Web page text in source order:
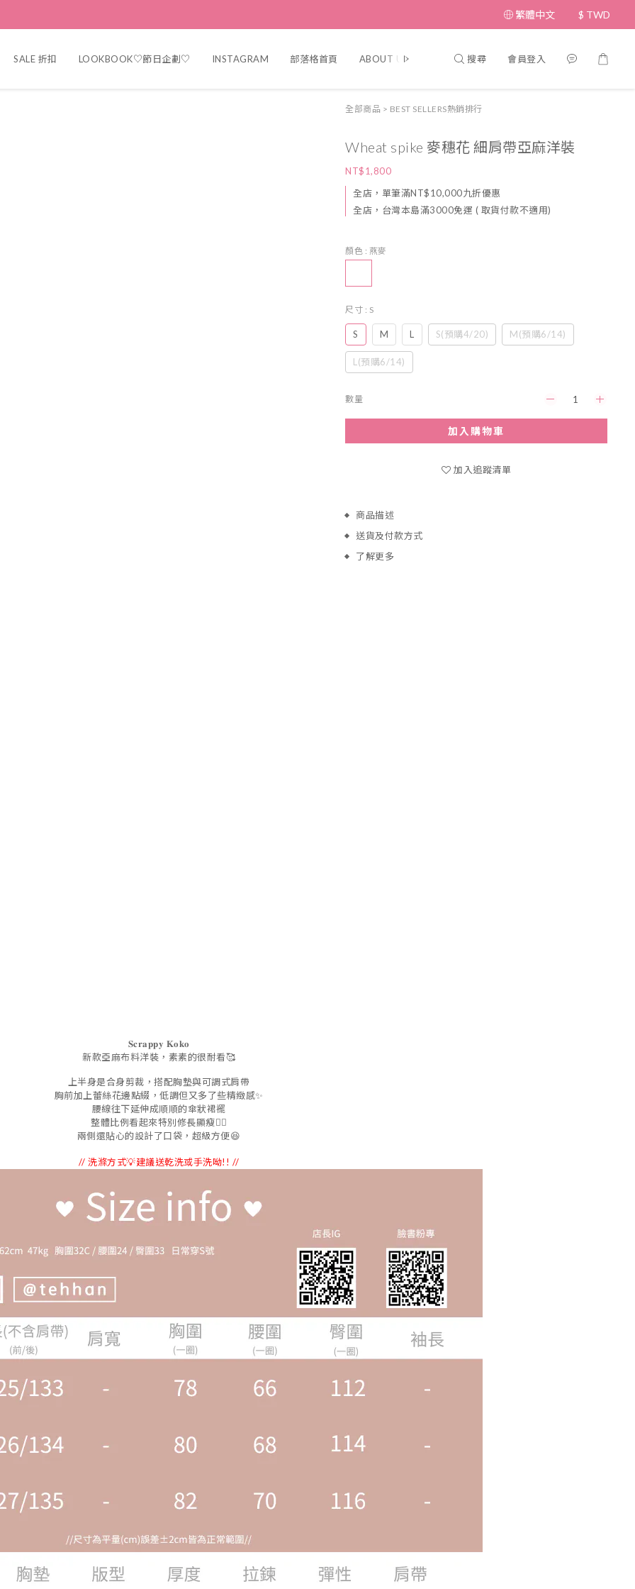
繁體中文 $ TWD
SALE 折扣 LOOKBOOK♡節日企劃♡ INSTAGRAM 部落格首頁 ABOUT US 關於我們 Customer Service 顧客服務
搜尋 會員登入
全部商品 > BEST SELLERS熱銷排行
Wheat spike 麥穗花 細肩帶亞麻洋裝
NT$1,800
全店，單筆滿NT$10,000九折優惠
全店，台灣本島滿3000免運 ( 取貨付款不適用)
顏色 : 燕麥
尺寸 : S
S M L S(預購4/20) M(預購6/14)
L(預購6/14)
數量
加入購物車
加入追蹤清單
商品描述
送貨及付款方式
了解更多
𝐒𝐜𝐫𝐚𝐩𝐩𝐲 𝐊𝐨𝐤𝐨
新款亞麻布料洋裝，素素的很耐看🥰
上半身是合身剪裁，搭配胸墊與可調式肩帶
胸前加上蕾絲花邊點綴，低調但又多了些精緻感✨
腰線往下延伸成順順的傘狀裙襬
整體比例看起來特別修長顯瘦👍🏻
兩側還貼心的設計了口袋，超級方便😆
// 洗滌方式💡建議送乾洗或手洗呦!! //